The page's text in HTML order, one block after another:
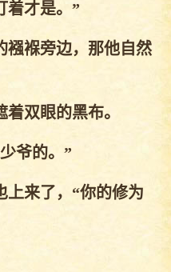
着才是。”
褓旁边，那他自然
双眼的黑布。
爷的。”
来了，“你的修为